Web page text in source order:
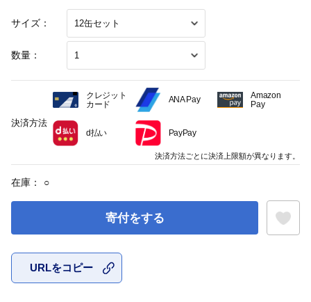
サイズ：
数量：
在庫： ○
寄付をする
URLをコピー
決済方法
クレジット
カード
ANA Pay
Amazon
Pay
d払い PayPay
決済方法ごとに決済上限額が異なります。